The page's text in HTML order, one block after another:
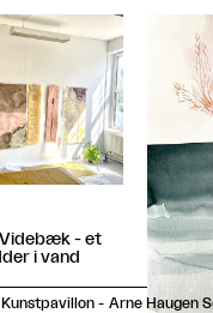
- et
i vand
- Arne Haugen